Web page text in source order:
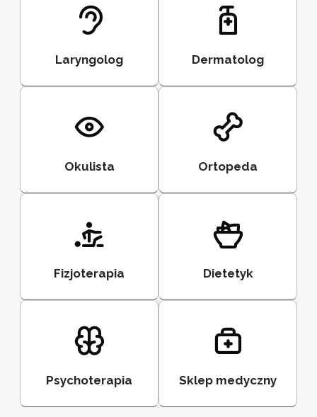
Laryngolog Dermatolog
Okulista Ortopeda
Fizjoterapia Dietetyk
Psychoterapia Sklep medyczny